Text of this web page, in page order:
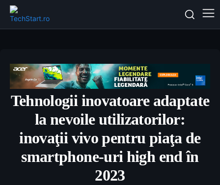
Tehnologii inovatoare adaptate
la nevoile utilizatorilor:
inovaţii vivo pentru piaţa de
smartphone-uri high end în
2023